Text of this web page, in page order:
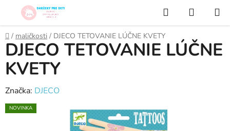
obsah
Hľadať
KOŠÍK
Domov
/ maličkosti / DJECO TETOVANIE LÚČNE KVETY
DJECO TETOVANIE LÚČNE
KVETY
Značka: DJECO
NOVINKA